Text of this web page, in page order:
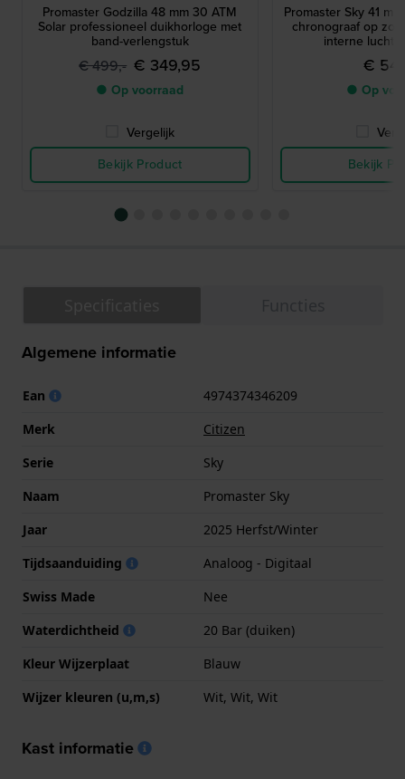
Promaster Godzilla 48 mm 30 ATM
Solar professioneel duikhorloge met
band-verlengstuk
€ 499,- € 349,95
● Op voorraad
Vergelijk
Bekijk Product
Promaster Sky 41
chronograaf op
interne
€
● Op
Bekijk
Algemene informatie
Ean
4974374346209
Merk
Citizen
Serie
Sky
Naam
Promaster Sky
Jaar
2025 Herfst/Winter
Tijdsaanduiding
Analoog - Digitaal
Swiss Made
Nee
Waterdichtheid
20 Bar (duiken)
Kleur Wijzerplaat
Blauw
Wijzer kleuren (u,m,s)
Wit, Wit, Wit
Kast informatie